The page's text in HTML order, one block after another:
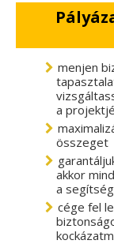
menjen
a
összeget
akkor
a
cége fel